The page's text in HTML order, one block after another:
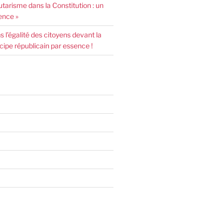
dans la Constitution : un
»
l’égalité des citoyens devant la
républicain par essence !